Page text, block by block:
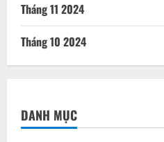
Tháng 11 2024
Tháng 10 2024
DANH MỤC